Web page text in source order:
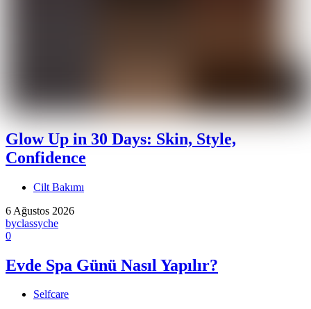
Glow Up in 30 Days: Skin, Style,
Confidence
Cilt Bakımı
6 Ağustos 2026
byclassyche
0
Evde Spa Günü Nasıl Yapılır?
Selfcare